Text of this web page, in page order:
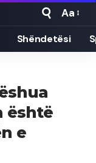
Font
Resizer
Aa
Shëndetësi
është
e